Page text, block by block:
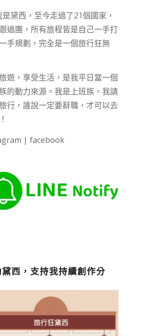
是黛西，至今走過了21個國家，
過團，所有旅程皆是自己一手打
手規劃，完全是一個旅行狂無
遊，享受生活，是我平日當一個
的動力來源。我是上班族，我請
行，誰說一定要辭職，才可以去
| facebook
西，支持我持續創作分